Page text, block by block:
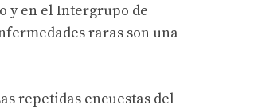
y en el Intergrupo de
raras son una
repetidas encuestas del